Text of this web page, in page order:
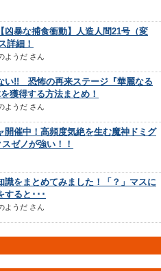
凶暴な捕食衝動】人造人間21号（変
詳細！
ようだ さん
い!! 恐怖の再来ステージ『華麗なる
獲得する方法まとめ！
ようだ さん
開催中！高頻度気絶を生む魔神ドミグ
ゼノが強い！！
識をまとめてみました！「？」マスに
すると･･･
ようだ さん